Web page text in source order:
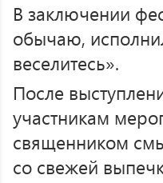
В заключении
обычаю,
веселитесь».
После
участникам
священником
со свежей